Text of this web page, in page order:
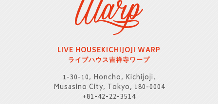
LIVE HOUSEKICHIJOJI WARP
ライブハウス吉祥寺ワープ
1-30-10, Honcho, Kichijoji,
Musasino City, Tokyo, 180-0004
+81-42-22-3514